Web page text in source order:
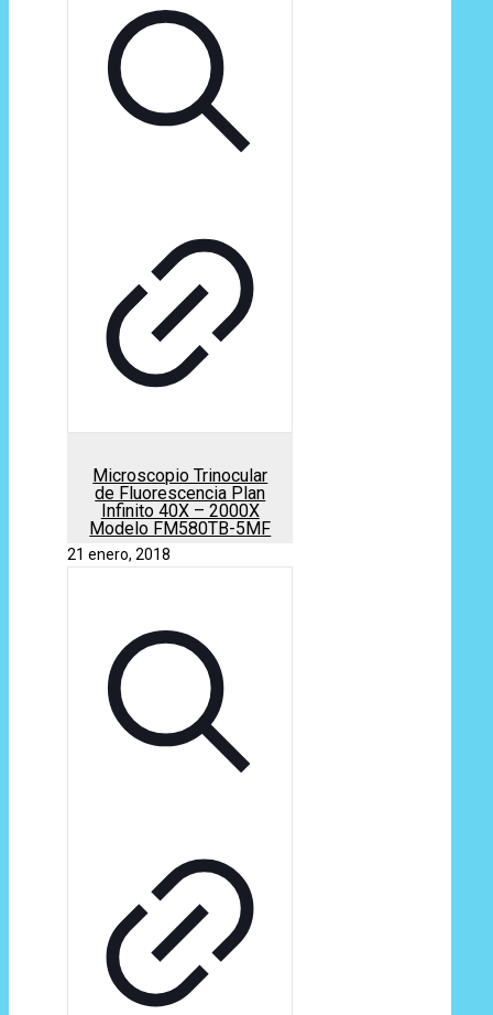
Microscopio Trinocular
de Fluorescencia Plan
Infinito 40X – 2000X
Modelo FM580TB-5MF
21 enero, 2018